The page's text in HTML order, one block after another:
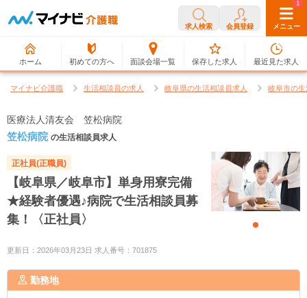
求人検索 会員登録 メニュー
ホーム 初めての方へ 面談会場一覧
0
保存した求人
1
最近見た求人
マイナビ介護職 生活相談員の求人 岐阜県の生活相談員求人 岐阜市の
医療法人清友会 笠松病院
笠松病院 の生活相談員求人
正社員(正職員)
【岐阜県／岐阜市】単身用寮完備
★経験者優遇♪病院で生活相談員募
集！〈正社員〉
更新日：2026年03月23日 求人番号：701875
勤務地